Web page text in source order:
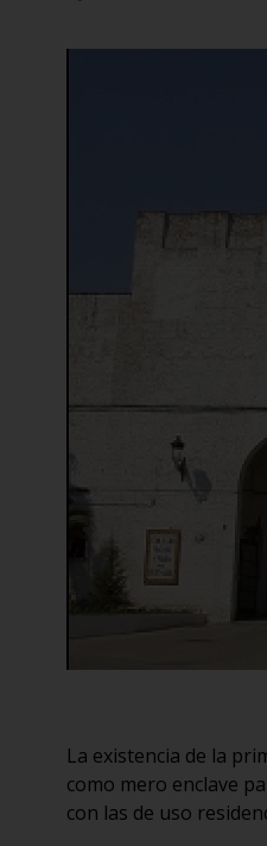
La existencia de la
como mero enclave
con las de uso